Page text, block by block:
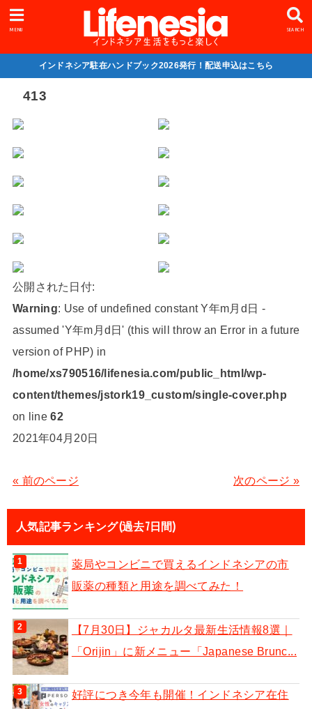
SEARCH
MENU
インドネシア駐在ハンドブック2026発行！配送申込はこちら
413
公開された日付:
Warning: Use of undefined constant Y年m月d日 -
assumed 'Y年m月d日' (this will throw an Error in a future
version of PHP) in
/home/xs790516/lifenesia.com/public_html/wp-
content/themes/jstork19_custom/single-cover.php
on line62
2021年04月20日
« 前のページ 次のページ »
人気記事ランキング(過去7日間)
薬局やコンビニで買えるインドネシアの市
販薬の種類と用途を調べてみた！
【7月30日】ジャカルタ最新生活情報8選｜
「Orijin」に新メニュー「Japanese Brunc...
好評につき今年も開催！インドネシア在住